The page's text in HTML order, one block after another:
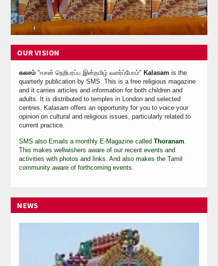
Calender
Kalasam
Thoranam
Projects
Drive Fund
Gallery
Video Gallery
Matrimonial
OUR VISION
கலசம்"ஈசன் நெறிபரப்ப இன்தமிழ் வளர்ப்போம்" Kalasam is the
quarterly publication by SMS. This is a free religious magazine
and it carries articles and information for both children and
adults. It is distributed to temples in London and selected
centres. Kalasam offers an opportunity for you to voice your
opinion on cultural and religious issues, particularly related to
current practice.
SMS also Emails a monthly E-Magazine calledThoranam
This makes wellwishers aware of our recent events and
activities with photos and links. And also makes the Tamil
community aware of forthcoming events.
NEWS